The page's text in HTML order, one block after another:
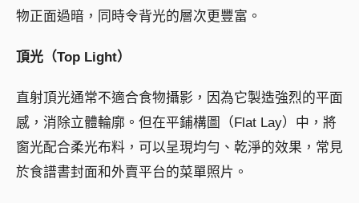
物正面過暗，同時令背光的層次更豐富。
頂光（Top Light）
直射頂光通常不適合食物攝影，因為它製造強烈的平面
感，消除立體輪廓。但在平鋪構圖（Flat Lay）中，將
窗光配合柔光布料，可以呈現均勻、乾淨的效果，常見
於食譜書封面和外賣平台的菜單照片。